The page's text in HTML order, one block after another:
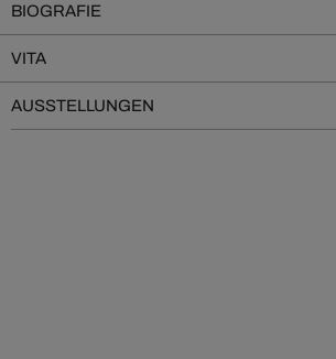
BIOGRAFIE
VITA
AUSSTELLUNGEN